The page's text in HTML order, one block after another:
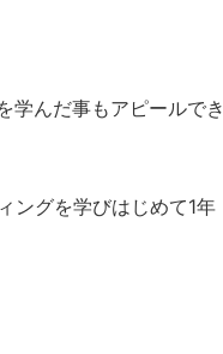
学んだ事もアピールでき
ングを学びはじめて1年